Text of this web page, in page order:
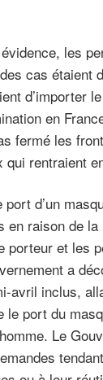
les
cas étaient
d’importer
en
fermé les
rentraient
d’un
en raison de
porteur et les
a
avril inclus,
le port du
Le